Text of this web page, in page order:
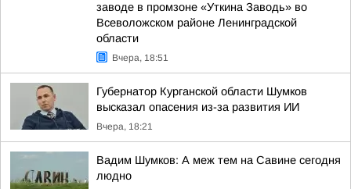
заводе в промзоне «Уткина Заводь» во
Всеволожском районе Ленинградской
области
Вчера, 18:51
Губернатор Курганской области Шумков
высказал опасения из-за развития ИИ
Вчера, 18:21
Вадим Шумков: А меж тем на Савине сегодня
людно